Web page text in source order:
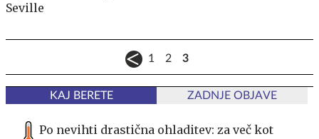
Seville
1 2 3
KAJ BERETE ZADNJE OBJAVE
Po nevihti drastična ohladitev: za več kot